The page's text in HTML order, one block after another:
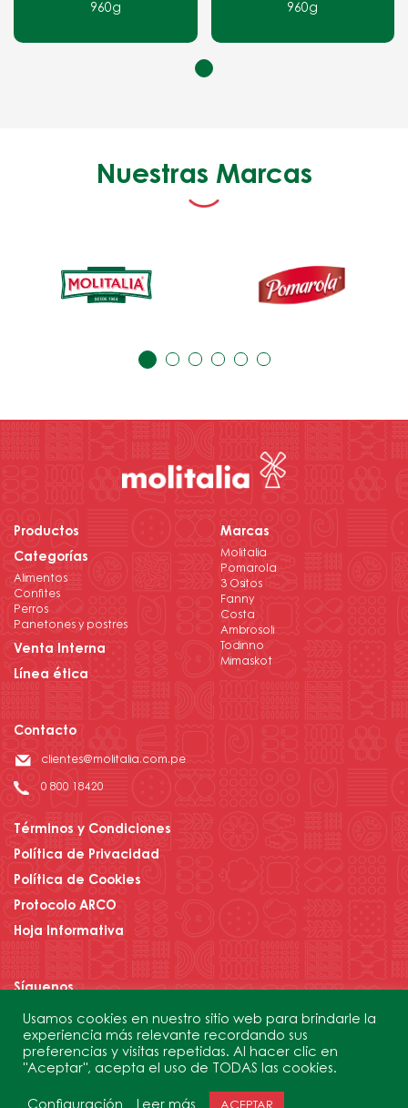
960g
960g
Nuestras Marcas
Productos
Categorías
Alimentos
Confites
Perros
Panetones y postres
Venta Interna
Línea ética
Marcas
Molitalia
Pomarola
3 Ositos
Fanny
Costa
Ambrosoli
Todinno
Mimaskot
Contacto
clientes@molitalia.com.pe
0 800 18420
Términos y Condiciones
Política de Privacidad
Política de Cookies
Protocolo ARCO
Hoja Informativa
Síguenos
Contáctanos
Usamos cookies en nuestro sitio web para brindarle la
experiencia más relevante recordando sus
preferencias y visitas repetidas. Al hacer clic en
"Aceptar", acepta el uso de TODAS las cookies.
Configuración Leer más